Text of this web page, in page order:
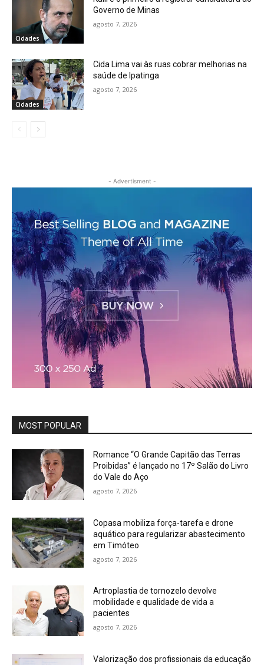
Cidades
Governo de Minas
agosto 7, 2026
Cidades
Cida Lima vai às ruas cobrar melhorias na
saúde de Ipatinga
agosto 7, 2026
- Advertisment -
MOST POPULAR
Romance “O Grande Capitão das Terras
Proibidas” é lançado no 17º Salão do Livro
do Vale do Aço
agosto 7, 2026
Copasa mobiliza força-tarefa e drone
aquático para regularizar abastecimento
em Timóteo
agosto 7, 2026
Artroplastia de tornozelo devolve
mobilidade e qualidade de vida a
pacientes
agosto 7, 2026
Valorização dos profissionais da educação